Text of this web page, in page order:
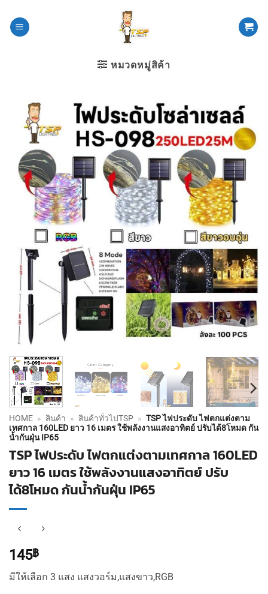
หมวดหมู่สิค้า
HOME » สินค้า » สินค้าทั่วไปTSP » TSP ไฟประดับ ไฟตกแต่งตาม
เทศกาล 160LED ยาว 16 เมตร ใช้พลังงานแสงอาทิตย์ ปรับได้8โหมด กัน
น้ำกันฝุ่น IP65
TSP ไฟประดับ ไฟตกแต่งตามเทศกาล 160LED
ยาว 16 เมตร ใช้พลังงานแสงอาทิตย์ ปรับ
ได้8โหมด กันน้ำกันฝุ่น IP65
145฿
มีให้เลือก 3 แสง แสงวอร์ม,แสงขาว,RGB